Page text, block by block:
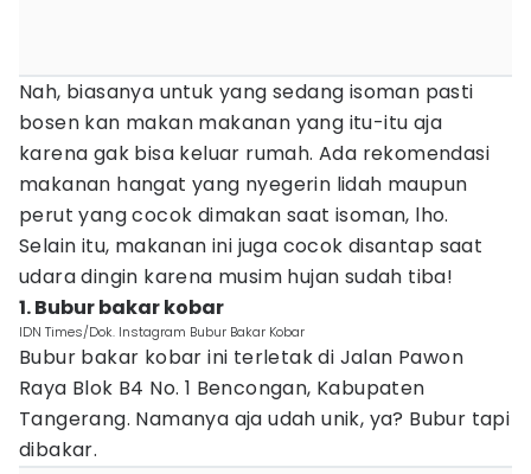
Nah, biasanya untuk yang sedang isoman pasti
bosen kan makan makanan yang itu-itu aja
karena gak bisa keluar rumah. Ada rekomendasi
makanan hangat yang nyegerin lidah maupun
perut yang cocok dimakan saat isoman, lho.
Selain itu, makanan ini juga cocok disantap saat
udara dingin karena musim hujan sudah tiba!
1. Bubur bakar kobar
IDN Times/Dok. Instagram Bubur Bakar Kobar
Bubur bakar kobar ini terletak di Jalan Pawon
Raya Blok B4 No. 1 Bencongan, Kabupaten
Tangerang. Namanya aja udah unik, ya? Bubur tapi
dibakar.